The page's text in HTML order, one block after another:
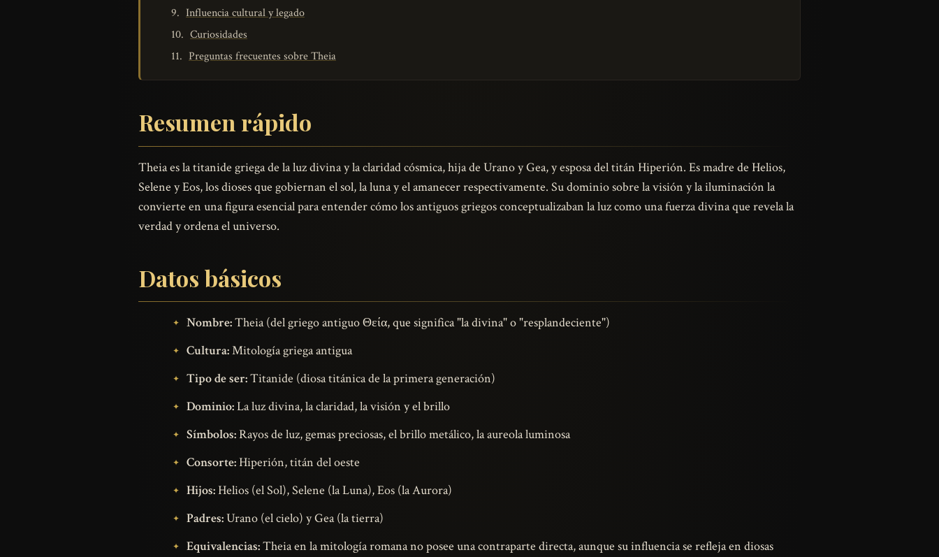
Influencia cultural y legado
Curiosidades
Preguntas frecuentes sobre Theia
Resumen rápido
Theia es la titanide griega de la luz divina y la claridad cósmica, hija de Urano y Gea, y esposa del titán Hiperión. Es madre de Helios,
Selene y Eos, los dioses que gobiernan el sol, la luna y el amanecer respectivamente. Su dominio sobre la visión y la iluminación la
convierte en una figura esencial para entender cómo los antiguos griegos conceptualizaban la luz como una fuerza divina que revela la
verdad y ordena el universo.
Datos básicos
Nombre:Theia (del griego antiguo Θεία, que significa "la divina" o "resplandeciente")
Cultura:Mitología griega antigua
Tipo de ser:Titanide (diosa titánica de la primera generación)
Dominio:La luz divina, la claridad, la visión y el brillo
Símbolos:Rayos de luz, gemas preciosas, el brillo metálico, la aureola luminosa
Consorte:Hiperión, titán del oeste
Hijos:Helios (el Sol), Selene (la Luna), Eos (la Aurora)
Padres:Urano (el cielo) y Gea (la tierra)
Equivalencias:Theia en la mitología romana no posee una contraparte directa, aunque su influencia se refleja en diosas